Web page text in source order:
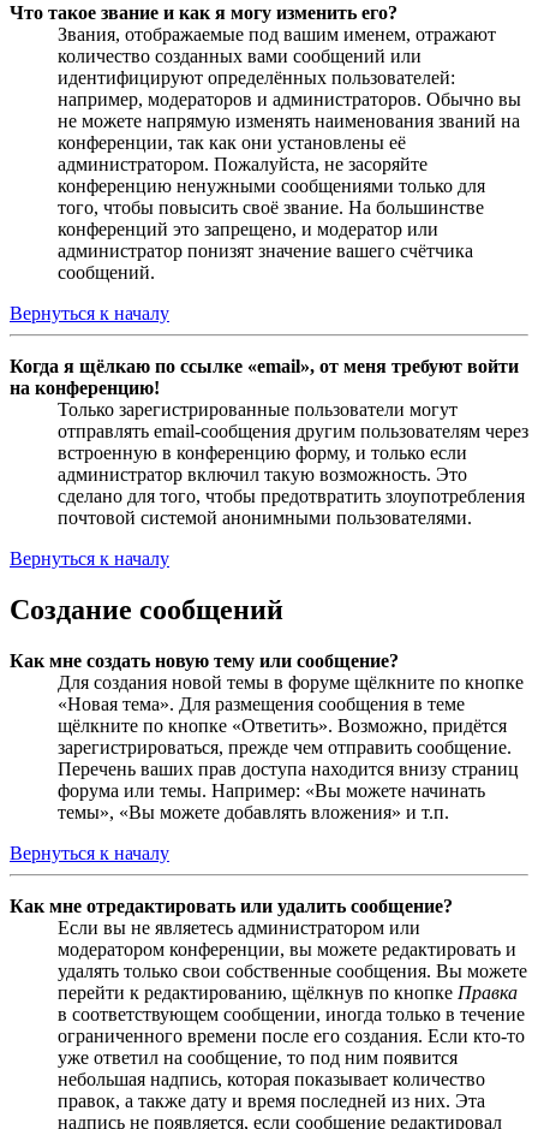
Что такое звание и как я могу изменить его?
Звания, отображаемые под вашим именем, отражают
количество созданных вами сообщений или
идентифицируют определённых пользователей:
например, модераторов и администраторов. Обычно вы
не можете напрямую изменять наименования званий на
конференции, так как они установлены её
администратором. Пожалуйста, не засоряйте
конференцию ненужными сообщениями только для
того, чтобы повысить своё звание. На большинстве
конференций это запрещено, и модератор или
администратор понизят значение вашего счётчика
сообщений.
Вернуться к началу
Когда я щёлкаю по ссылке «email», от меня требуют войти
на конференцию!
Только зарегистрированные пользователи могут
отправлять email-сообщения другим пользователям через
встроенную в конференцию форму, и только если
администратор включил такую возможность. Это
сделано для того, чтобы предотвратить злоупотребления
почтовой системой анонимными пользователями.
Вернуться к началу
Создание сообщений
Как мне создать новую тему или сообщение?
Для создания новой темы в форуме щёлкните по кнопке
«Новая тема». Для размещения сообщения в теме
щёлкните по кнопке «Ответить». Возможно, придётся
зарегистрироваться, прежде чем отправить сообщение.
Перечень ваших прав доступа находится внизу страниц
форума или темы. Например: «Вы можете начинать
темы», «Вы можете добавлять вложения» и т.п.
Вернуться к началу
Как мне отредактировать или удалить сообщение?
Если вы не являетесь администратором или
модератором конференции, вы можете редактировать и
удалять только свои собственные сообщения. Вы можете
перейти к редактированию, щёлкнув по кнопке Правка
в соответствующем сообщении, иногда только в течение
ограниченного времени после его создания. Если кто-то
уже ответил на сообщение, то под ним появится
небольшая надпись, которая показывает количество
правок, а также дату и время последней из них. Эта
надпись не появляется, если сообщение редактировал